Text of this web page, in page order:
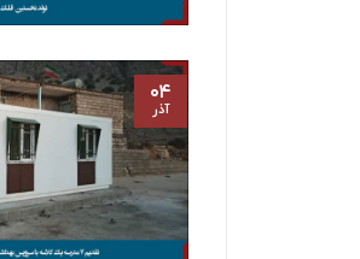
۰۴
آذر